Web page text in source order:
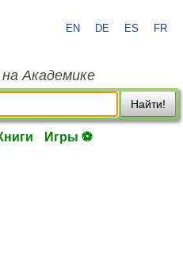
EN DE ES FR
Академике
Найти!
Игры ⚽